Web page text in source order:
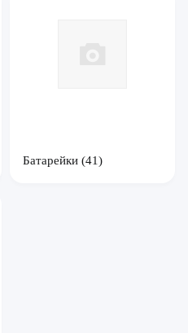
Батарейки (41)